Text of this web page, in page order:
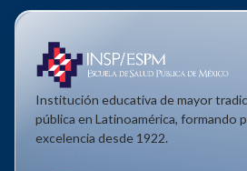
Institución educativa de mayor
pública en Latinoamérica, formando
excelencia desde 1922.